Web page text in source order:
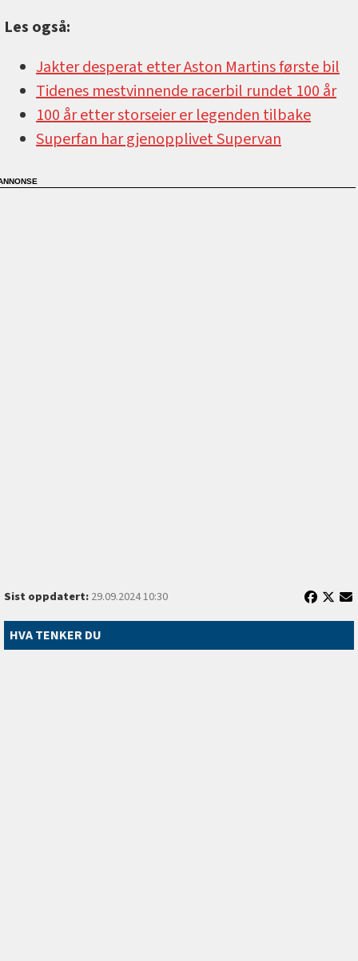
Les også:
Jakter desperat etter Aston Martins første bil
Tidenes mestvinnende racerbil rundet 100 år
100 år etter storseier er legenden tilbake
Superfan har gjenopplivet Supervan
Sist oppdatert:29.09.2024 10:30
HVA TENKER DU